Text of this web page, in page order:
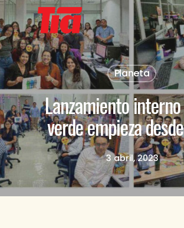
Skip
to
main
content
Planeta
Lanzamiento
verde empieza
3 abril, 2023